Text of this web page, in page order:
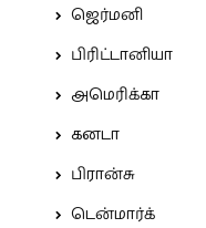
ஜெர்மனி
பிரிட்டானியா
அமெரிக்கா
கனடா
பிரான்சு
டென்மார்க்